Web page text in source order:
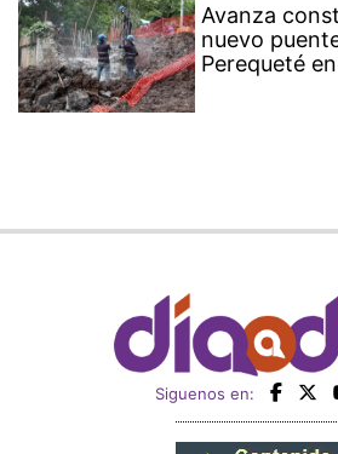
Avanza
nuevo
Perequeté
Siguenos en: